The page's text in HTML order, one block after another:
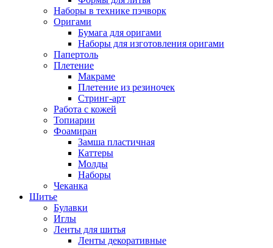
Наборы в технике пэчворк
Оригами
Бумага для оригами
Наборы для изготовления оригами
Папертоль
Плетение
Макраме
Плетение из резиночек
Стринг-арт
Работа с кожей
Топиарии
Фоамиран
Замша пластичная
Каттеры
Молды
Наборы
Чеканка
Шитье
Булавки
Иглы
Ленты для шитья
Ленты декоративные